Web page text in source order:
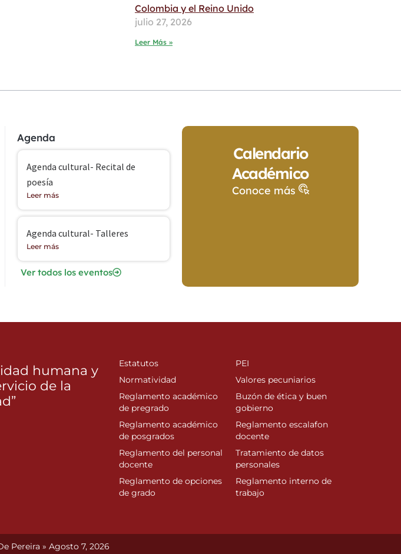
Colombia y el Reino Unido
julio 27, 2026
Leer Más »
Agenda
Agenda cultural- Recital de
poesía
Leer más
Agenda cultural- Talleres
Leer más
Ver todos los eventos
Calendario
Académico
Conoce más
humana y
de la
Estatutos
Normatividad
Reglamento académico
de pregrado
Reglamento académico
de posgrados
Reglamento del personal
docente
Reglamento de opciones
de grado
PEI
Valores pecuniarios
Buzón de ética y buen
gobierno
Reglamento escalafon
docente
Tratamiento de datos
personales
Reglamento interno de
trabajo
Pereira » Agosto 7, 2026